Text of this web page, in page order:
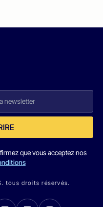
que vous acceptez nos
tous droits réservés.